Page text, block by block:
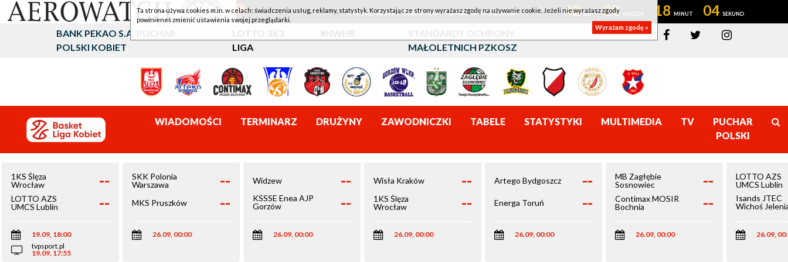
1KS ŚLĘZA WROCŁAW - LOTTO AZS UMCS LUBLIN 42 22 18 03
BANK PEKAO S.A. PUCHAR
POLSKI KOBIET
LOTTO 3X3
LIGA
#HWHR
STANDARDY OCHRONY
MAŁOLETNICH PZKOSZ
WIADOMOŚCI TERMINARZ DRUŻYNY ZAWODNICZKI TABELE STATYSTYKI MULTIMEDIA TV
PUCHAR
POLSKI
1KS Ślęza
Wrocław
--
LOTTO AZS
UMCS Lublin
--
19.09, 18:00
tvpsport.pl
19.09, 17:55
SKK Polonia
Warszawa
--
MKS Pruszków --
26.09, 00:00
Widzew --
KSSSE Enea AJP
Gorzów
--
26.09, 00:00
Wisła Kraków --
1KS Ślęza
Wrocław
--
26.09, 00:00
Artego Bydgoszcz --
Energa Toruń --
26.09, 00:00
MB Zagłębie
Sosnowiec
--
Contimax MOSIR
Bochnia
--
26.09, 00:00
LOTTO AZS
UMCS Lublin
Isands JTEC
Wichoś
26.09,
Ta strona używa cookies m.in. w celach: świadczenia usług, reklamy, statystyk. Korzystając ze strony wyrażasz zgodę na używanie cookie. Jeżeli nie wyrażasz zgody
powinieneś zmienić ustawienia swojej przeglądarki.
Wyrażam zgodę »